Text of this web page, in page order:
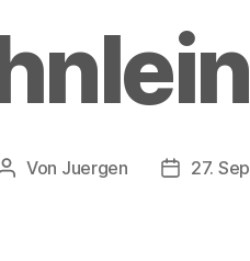
Beitragsautor
Von Juergen 27.